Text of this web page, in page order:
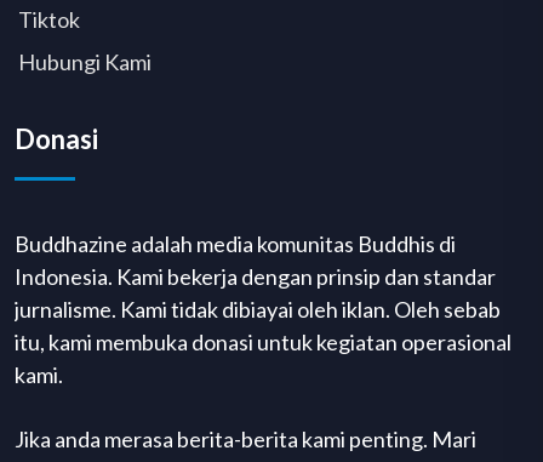
Tiktok
Hubungi Kami
Donasi
Buddhazine adalah media komunitas Buddhis di
Indonesia. Kami bekerja dengan prinsip dan standar
jurnalisme. Kami tidak dibiayai oleh iklan. Oleh sebab
itu, kami membuka donasi untuk kegiatan operasional
kami.
Jika anda merasa berita-berita kami penting. Mari